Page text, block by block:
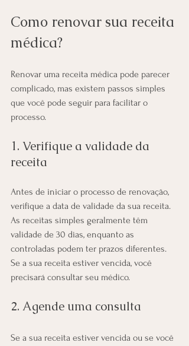
Como renovar sua receita
médica?
Renovar uma receita médica pode parecer
complicado, mas existem passos simples
que você pode seguir para facilitar o
processo.
1. Verifique a validade da
receita
Antes de iniciar o processo de renovação,
verifique a data de validade da sua receita.
As receitas simples geralmente têm
validade de 30 dias, enquanto as
controladas podem ter prazos diferentes.
Se a sua receita estiver vencida, você
precisará consultar seu médico.
2. Agende uma consulta
Se a sua receita estiver vencida ou se você